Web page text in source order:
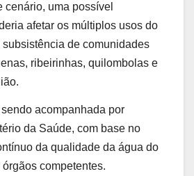
cenário, uma possível
afetar os múltiplos usos do
subsistência de comunidades
ribeirinhas, quilombolas e
acompanhada por
da Saúde, com base no
da qualidade da água do
competentes.